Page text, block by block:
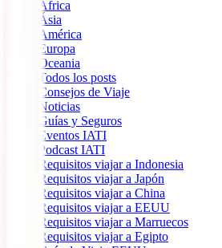
África
Ásia
América
Europa
Oceania
Todos los posts
Consejos de Viaje
Noticias
Guías y Seguros
Eventos IATI
Podcast IATI
Requisitos viajar a Indonesia
Requisitos viajar a Japón
Requisitos viajar a China
Requisitos viajar a EEUU
Requisitos viajar a Marruecos
Requisitos viajar a Egipto